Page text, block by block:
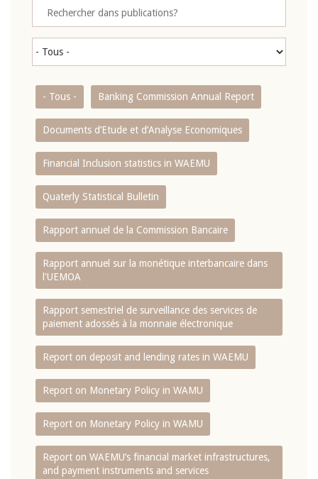
- Tous - Banking Commission Annual Report
Documents d’Etude et d’Analyse Economiques
Financial Inclusion statistics in WAEMU
Quaterly Statistical Bulletin
Rapport annuel de la Commission Bancaire
Rapport annuel sur la monétique interbancaire dans
l'UEMOA
Rapport semestriel de surveillance des services de
paiement adossés à la monnaie électronique
Report on deposit and lending rates in WAEMU
Report on Monetary Policy in WAMU
Report on Monetary Policy in WAMU
Report on WAEMU’s financial market infrastructures,
and payment instruments and services